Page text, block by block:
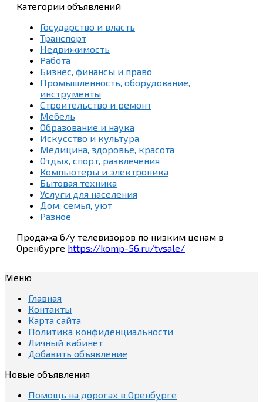
Категории объявлений
Государство и власть
Транспорт
Недвижимость
Работа
Бизнес, финансы и право
Промышленность, оборудование,
инструменты
Строительство и ремонт
Мебель
Образование и наука
Искусство и культура
Медицина, здоровье, красота
Отдых, спорт, развлечения
Компьютеры и электроника
Бытовая техника
Услуги для населения
Дом, семья, уют
Разное
Продажа б/у телевизоров по низким ценам в
Оренбурге https://komp-56.ru/tvsale/
Меню
Главная
Контакты
Карта сайта
Политика конфиденциальности
Личный кабинет
Добавить объявление
Новые объявления
Помощь на дорогах в Оренбурге